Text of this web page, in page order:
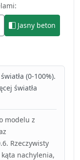
Jasny beton
(0-100%).
światła
modelu z
Rzeczywisty
nachylenia,